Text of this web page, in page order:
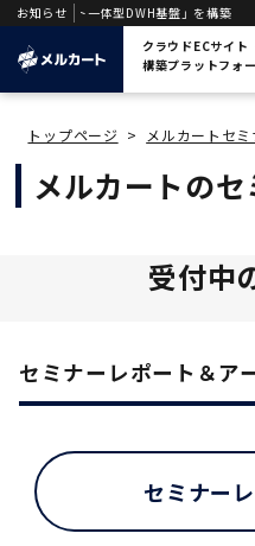
お知らせ
ント一体型DWH基盤」を構築
クラウドECサイト
構築プラットフォ
トップページ > メルカートセ
メルカートの
受付中
セミナーレポート＆ア
セミナー